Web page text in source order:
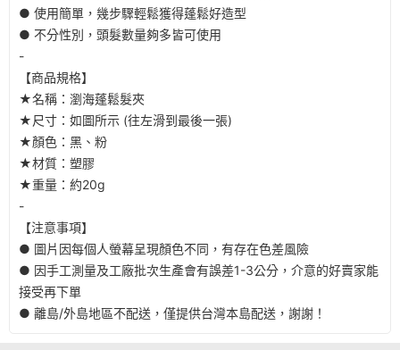
● 使用簡單，幾步驟輕鬆獲得蓬鬆好造型
● 不分性別，頭髮數量夠多皆可使用
-
【商品規格】
★名稱：瀏海蓬鬆髮夾
★尺寸：如圖所示 (往左滑到最後一張)
★顏色：黑、粉
★材質：塑膠
★重量：約20g
-
【注意事項】
● 圖片因每個人螢幕呈現顏色不同，有存在色差風險
● 因手工測量及工廠批次生產會有誤差1-3公分，介意的好賣家能
接受再下單
● 離島/外島地區不配送，僅提供台灣本島配送，謝謝！